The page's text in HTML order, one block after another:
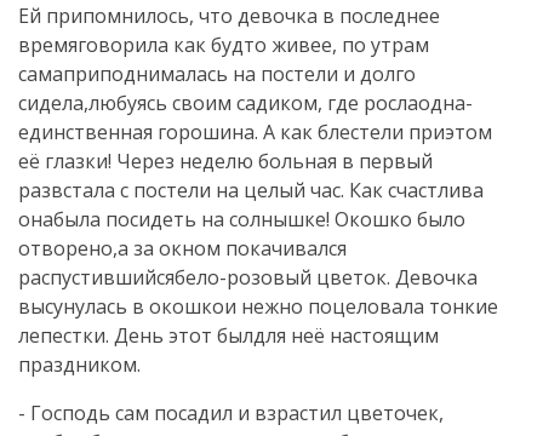
Ей припомнилось, что девочка в последнее
времяговорила как будто живее, по утрам
самаприподнималась на постели и долго
сидела,любуясь своим садиком, где рослаодна-
единственная горошина. А как блестели приэтом
её глазки! Через неделю больная в первый
развстала с постели на целый час. Как счастлива
онабыла посидеть на солнышке! Окошко было
отворено,а за окном покачивался
распустившийсябело-розовый цветок. Девочка
высунулась в окошкои нежно поцеловала тонкие
лепестки. День этот былдля неё настоящим
праздником.
- Господь сам посадил и взрастил цветочек,